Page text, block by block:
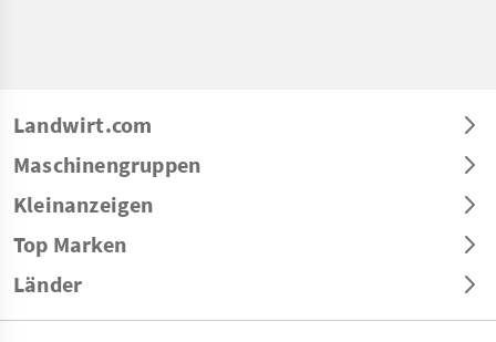
Landwirt.com
Maschinengruppen
Kleinanzeigen
Top Marken
Länder